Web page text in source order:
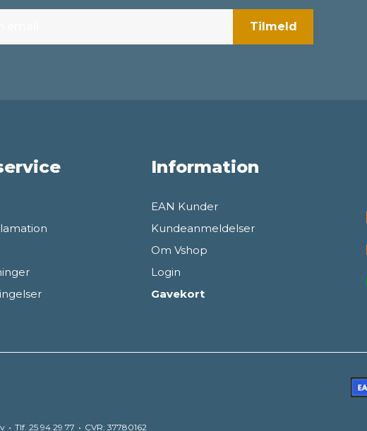
Information
EAN Kunder
Kundeanmeldelser
Om Vshop
Login
Gavekort
Tlf. 25 94 29 77 CVR: 37780162